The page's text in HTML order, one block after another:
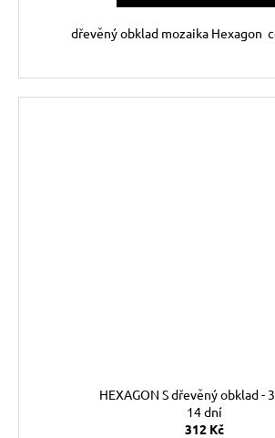
dřevěný obklad mozaika Hexagon
HEXAGON S dřevěný obklad -
14 dní
312 Kč